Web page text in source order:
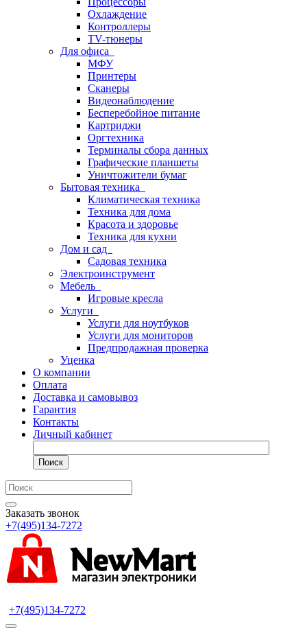
Охлаждение
Контроллеры
TV-тюнеры
Для офиса
МФУ
Принтеры
Сканеры
Видеонаблюдение
Бесперебойное питание
Картриджи
Оргтехника
Терминалы сбора данных
Графические планшеты
Уничтожители бумаг
Бытовая техника
Климатическая техника
Техника для дома
Красота и здоровье
Техника для кухни
Дом и сад
Садовая техника
Электроинструмент
Мебель
Игровые кресла
Услуги
Услуги для ноутбуков
Услуги для мониторов
Предпродажная проверка
Уценка
О компании
Оплата
Доставка и самовывоз
Гарантия
Контакты
Личный кабинет
Поиск
Заказать звонок
+7(495)134-7272
+7(495)134-7272